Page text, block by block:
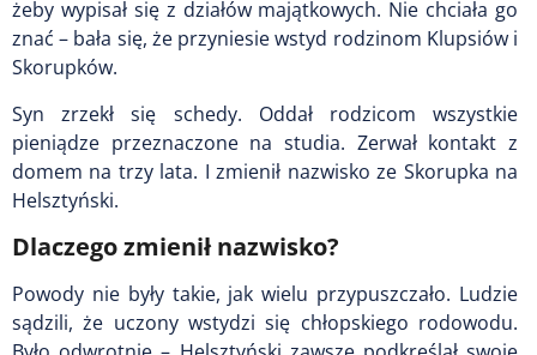
żeby wypisał się z działów majątkowych. Nie chciała go
znać – bała się, że przyniesie wstyd rodzinom Klupsiów i
Skorupków.
Syn zrzekł się schedy. Oddał rodzicom wszystkie
pieniądze przeznaczone na studia. Zerwał kontakt z
domem na trzy lata. I zmienił nazwisko ze Skorupka na
Helsztyński.
Dlaczego zmienił nazwisko?
Powody nie były takie, jak wielu przypuszczało. Ludzie
sądzili, że uczony wstydzi się chłopskiego rodowodu.